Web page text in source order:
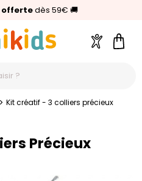
offertedès 59€ 🚚
2025 :Annikids N°1
000 avis clients)
Compte
> Kit créatif - 3 colliers précieux
Précieux